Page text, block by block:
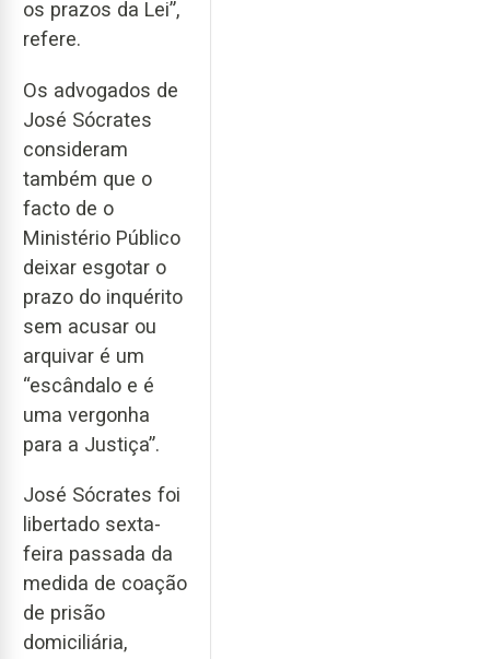
os prazos da Lei”,
refere.
Os advogados de
José Sócrates
consideram
também que o
facto de o
Ministério Público
deixar esgotar o
prazo do inquérito
sem acusar ou
arquivar é um
“escândalo e é
uma vergonha
para a Justiça”.
José Sócrates foi
libertado sexta-
feira passada da
medida de coação
de prisão
domiciliária,